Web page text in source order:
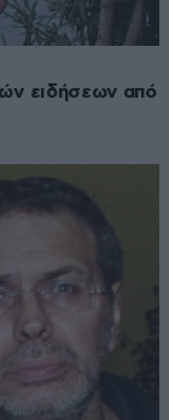
ειδήσεων από